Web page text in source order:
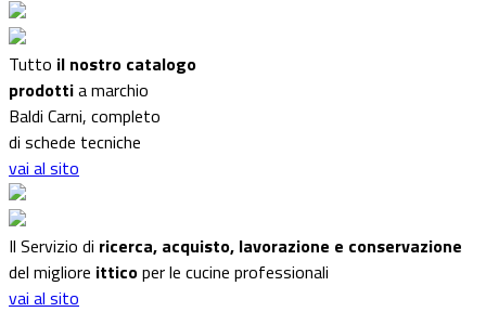
Tutto il nostro catalogo
prodottia marchio
Baldi Carni, completo
di schede tecniche
vai al sito
Il Servizio di ricerca, acquisto, lavorazione e conservazione
del migliore itticoper le cucine professionali
vai al sito